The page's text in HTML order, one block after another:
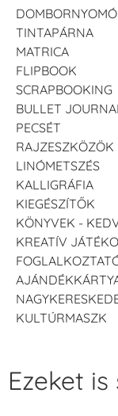
DOMBORNYOMÓ
TINTAPÁRNA
MATRICA
FLIPBOOK
SCRAPBOOKING
BULLET
PECSÉT
RAJZESZKÖZÖK
LINÓMETSZÉS
KALLIGRÁFIA
KIEGÉSZÍTŐK
KÖNYVEK -
KREATÍV
KULTÚRMASZK
Ezeket